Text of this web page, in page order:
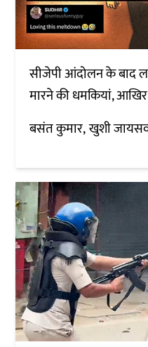
सीजेपी आंदोलन के बाद
मारने की धमकियां,
बसंत कुमार खुशी